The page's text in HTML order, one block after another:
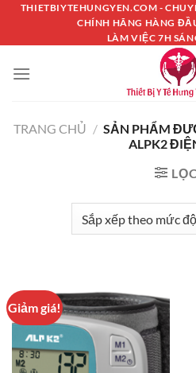
Chuyển
nội
dung
THIETBIYTEHUNGYEN.COM -
CHÍNH HÃNG HÀNG
LÀM VIỆC 7H
TRANG CHỦ / SẢN PHẨM
ALPK2
LỌC
Giảm giá!